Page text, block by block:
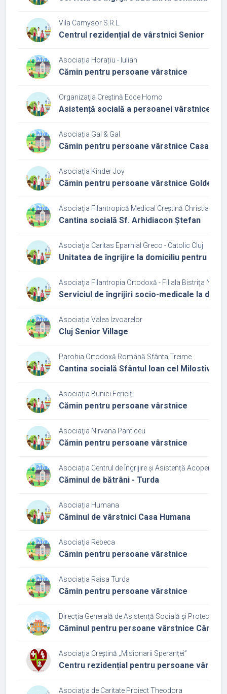
Vila Camysor S.R.L.
Centrul rezidențial de vârstnici Senior
Asociația Horațiu - Iulian
Cămin pentru persoane vârstnice
Organizaţia Creştină Ecce Homo
Asistență socială a persoanei vârstnice -
Asociația Gal & Gal
Cămin pentru persoane vârstnice Casa
Asociaţia Kinder Joy
Cămin pentru persoane vârstnice Golden
Asociaţia Filantropică Medical Creştină Christiana -
Cantina socială Sf. Arhidiacon Ștefan
Asociaţia Caritas Eparhial Greco - Catolic Cluj
Unitatea de îngrijire la domiciliu pentru
Asociaţia Filantropia Ortodoxă - Filiala Bistriţa
Serviciul de îngrijiri socio-medicale la
Asociația Valea Izvoarelor
Cluj Senior Village
Parohia Ortodoxă Română Sfânta Treime
Cantina socială Sfântul Ioan cel Milostiv
Asociația Bunici Fericiți
Cămin pentru persoane vârstnice
Asociaţia Nirvana Panticeu
Cămin pentru persoane vârstnice
Asociația Centrul de Îngrijire și Asistență
Căminul de bătrâni - Turda
Asociația Humana
Căminul de vârstnici Casa Humana
Asociaţia Rebeca
Cămin pentru persoane vârstnice
Asociația Raisa Turda
Cămin pentru persoane vârstnice
Direcţia Generală de Asistenţă Socială şi Protecţia
Căminul pentru persoane vârstnice Câmpia
Asociaţia Creștină „Misionarii Speranței”
Centru rezidențial pentru persoane
Asociaţia de Caritate Proiect Theodora